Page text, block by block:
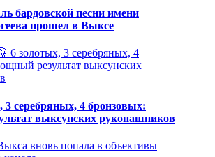
бардовской песни имени
прошел в Выксе
3 серебряных, 4 бронзовых:
выксунских рукопашников